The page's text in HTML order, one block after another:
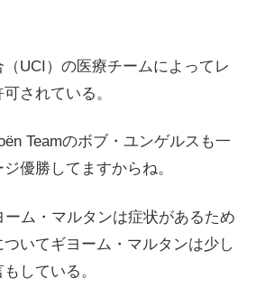
UCI）の医療チームによってレ
されている。
Teamのボブ・ユンゲルスも一
優勝してますからね。
ム・マルタンは症状があるため
いてギヨーム・マルタンは少し
している。